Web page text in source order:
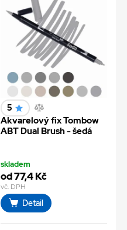
5
Akvarelový fix Tombow
ABT Dual Brush - šedá
skladem
od 77,4 Kč
vč. DPH
Detail